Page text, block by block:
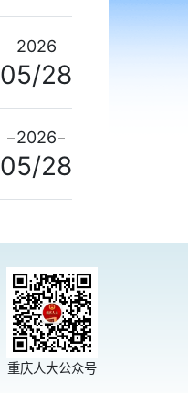
2026
05/28
2026
05/28
重庆人大公众号